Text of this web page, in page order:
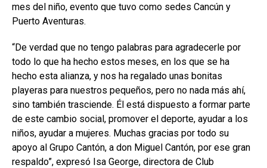
mes del niño, evento que tuvo como sedes Cancún y
Puerto Aventuras.
“De verdad que no tengo palabras para agradecerle por
todo lo que ha hecho estos meses, en los que se ha
hecho esta alianza, y nos ha regalado unas bonitas
playeras para nuestros pequeños, pero no nada más ahí,
sino también trasciende. Él está dispuesto a formar parte
de este cambio social, promover el deporte, ayudar a los
niños, ayudar a mujeres. Muchas gracias por todo su
apoyo al Grupo Cantón, a don Miguel Cantón, por ese gran
respaldo”, expresó Isa George, directora de Club